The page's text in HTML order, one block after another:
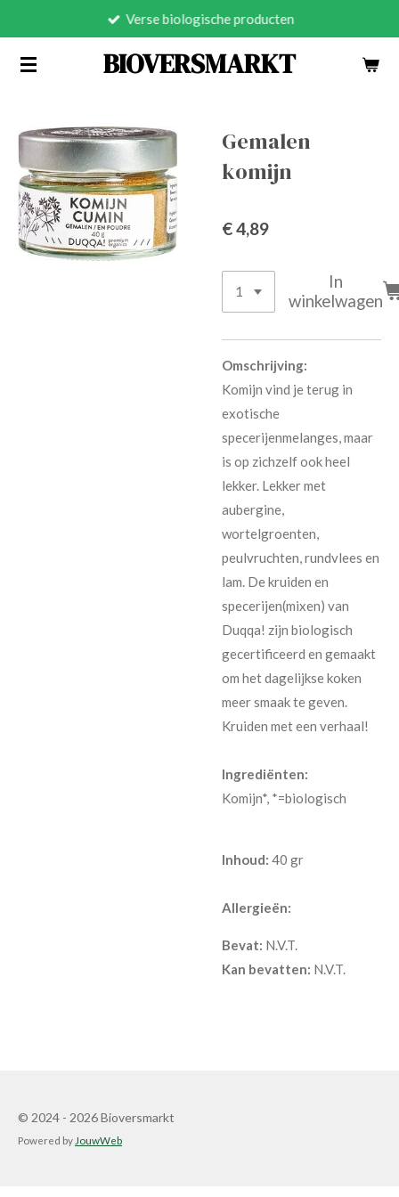
naar
BIOVERSMARKT
Verse biologische producten
Gemalen
komijn
€ 4,89
In
winkelwagen
Omschrijving:
Komijn vind je terug in
exotische
specerijenmelanges, maar
is op zichzelf ook heel
lekker. Lekker met
aubergine,
wortelgroenten,
peulvruchten, rundvlees en
lam. De kruiden en
specerijen(mixen) van
Duqqa! zijn biologisch
gecertificeerd en gemaakt
om het dagelijkse koken
meer smaak te geven.
Kruiden met een verhaal!
Ingrediënten:
Komijn*, *=biologisch
Inhoud: 40 gr
Allergieën:
Bevat: N.V.T.
Kan bevatten: N.V.T.
© 2024 - 2026 Bioversmarkt
Powered by JouwWeb